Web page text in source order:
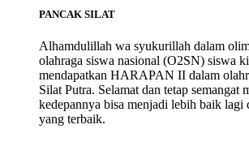
PANCAK SILAT
Alhamdulillah wa syukurillah dalam
olahraga siswa nasional (O2SN) siswa
mendapatkan HARAPAN II dalam
Silat Putra. Selamat dan tetap semangat
kedepannya bisa menjadi lebih baik lagi
yang terbaik.